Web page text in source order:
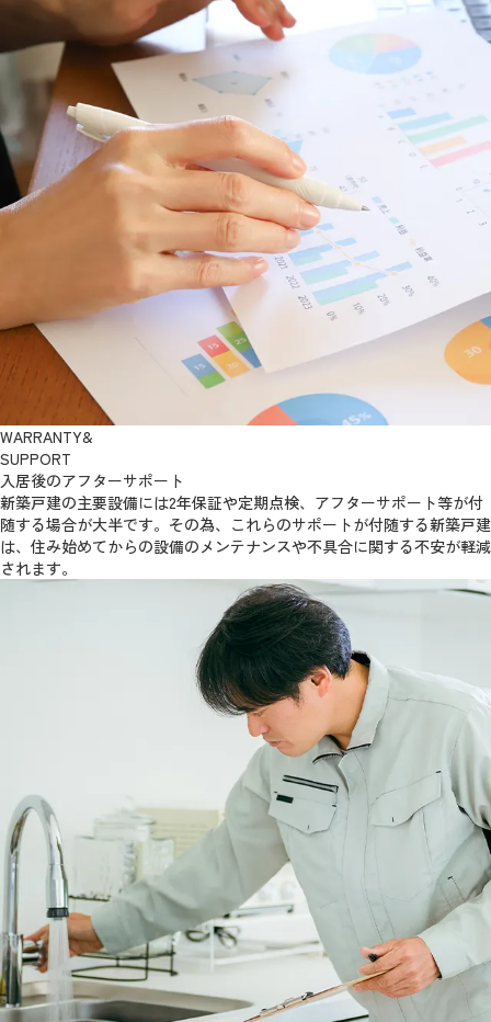
WARRANTY&
SUPPORT
入居後のアフターサポート
新築戸建の主要設備には2年保証や定期点検、アフターサポート等が付
随する場合が大半です。その為、これらのサポートが付随する新築戸建
は、住み始めてからの設備のメンテナンスや不具合に関する不安が軽減
されます。